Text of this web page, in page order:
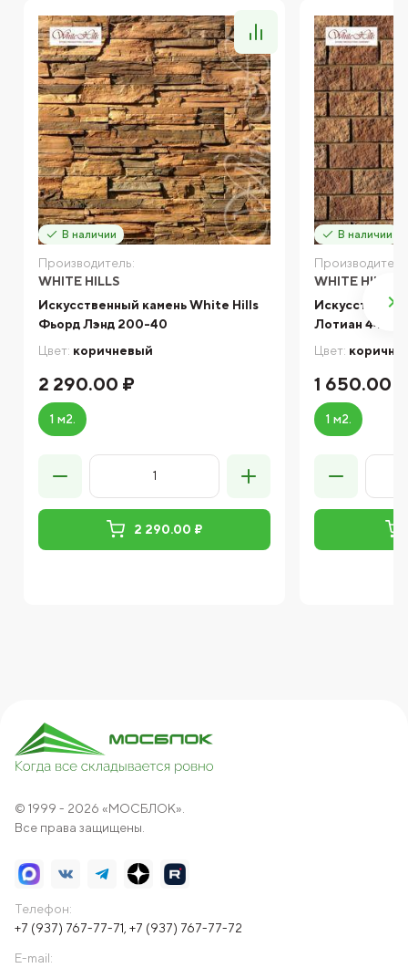
В наличии
Производитель:
WHITE HILLS
Искусственный камень White Hills
Фьорд Лэнд 200-40
Цвет: коричневый
2 290.00 ₽
1 м2.
2 290.00 ₽
В наличии
WHITE HILLS
Лотиан 444-
Цвет:
1 650.00 ₽
1 м2.
© 1999 - 2026 «МОСБЛОК».
Все права защищены.
Телефон:
+7 (937) 767-77-71 +7 (937) 767-77-72
E-mail: